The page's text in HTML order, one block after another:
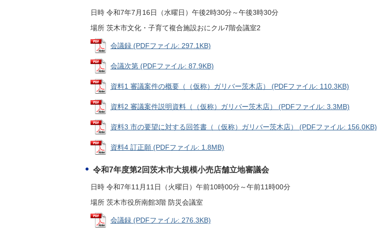
日時 令和7年7月16日（水曜日）午後2時30分～午後3時30分
場所 茨木市文化・子育て複合施設おにクル7階会議室2
会議録 (PDFファイル: 297.1KB)
会議次第 (PDFファイル: 87.9KB)
資料1 審議案件の概要（（仮称）ガリバー茨木店） (PDFファイル: 110.3KB)
資料2 審議案件説明資料（（仮称）ガリバー茨木店） (PDFファイル: 3.3MB)
資料3 市の要望に対する回答書（（仮称）ガリバー茨木店） (PDFファイル: 156.0KB)
資料4 訂正願 (PDFファイル: 1.8MB)
令和7年度第2回茨木市大規模小売店舗立地審議会
日時 令和7年11月11日（火曜日）午前10時00分～午前11時00分
場所 茨木市役所南館3階 防災会議室
会議録 (PDFファイル: 276.3KB)